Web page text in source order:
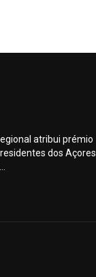
atribui prémio
dos Açores